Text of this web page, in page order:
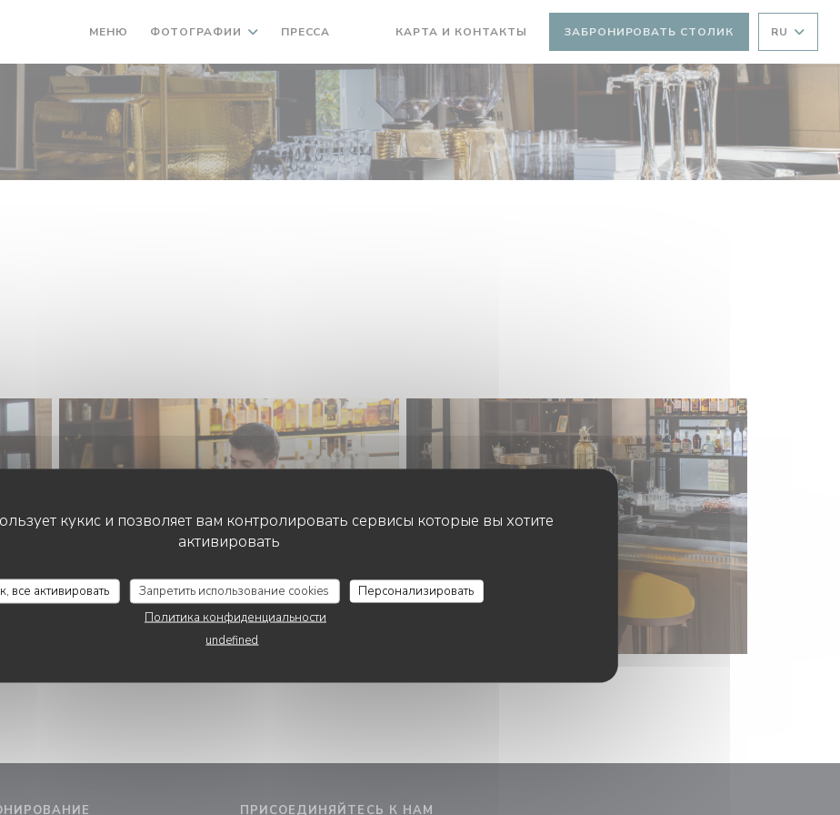
кукис и позволяет вам контролировать сервисы которые вы хотите
активировать
все активировать Запретить использование cookies
Персонализировать
Политика конфиденциальности
undefined
МЕНЮ ФОТОГРАФИИ ПРЕССА КАРТА И КОНТАКТЫ ЗАБРОНИРОВАТЬ СТОЛИК RU
ПРИСОЕДИНЯЙТЕСЬ К НАМ